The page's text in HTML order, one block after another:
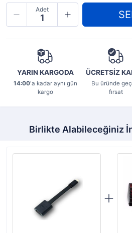
Adet
YARIN KARGODA
14:00'a kadar aynı gün
kargo
ÜCRETSİZ
Bu üründe
fırsat
Birlikte Alabileceğiniz